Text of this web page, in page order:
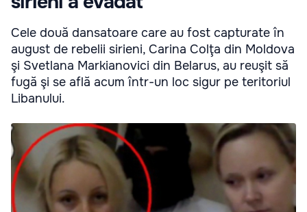
Cele două dansatoare care au fost capturate în
august de rebelii sirieni, Carina Colţa din Moldova
şi Svetlana Markianovici din Belarus, au reuşit să
fugă şi se află acum într-un loc sigur pe teritoriul
Libanului.